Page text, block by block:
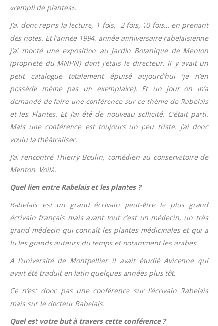
«rempli de plantes».
J’ai donc repris la lecture, 1 fois, 2 fois, 10 fois… en prenant
des notes. Et l’année 1994, année anniversaire rabelaisienne
j’ai monté une exposition au Jardin Botanique de Menton
(propriété du MNHN) dont j’étais le directeur. Il y avait un
petit catalogue totalement épuisé aujourd’hui (je n’en
possède même pas un exemplaire). Et un jour on m’a
demandé de faire une conférence sur ce thème de Rabelais
et les Plantes. Et j’ai été de nouveau sollicité. C’était parti.
Mais une conférence est toujours un peu triste. J’ai donc
voulu la théâtraliser.
J’ai rencontré Thierry Boulin, comédien au conservatoire de
Menton. Voilà.
Quel lien entre Rabelais et les plantes ?
Rabelais est un grand écrivain peut-être le plus grand
écrivain français mais avant tout c’est un médecin, un très
grand médecin qui connaît les plantes médicinales et qui a
lu les grands auteurs du temps et notamment les arabes.
A l’université de Montpellier il avait étudié Avicenne qui
avait été traduit en latin quelques années plus tôt.
Ce n’est donc pas une conférence sur l’écrivain Rabelais
mais sur le docteur Rabelais.
Quel est votre but à travers cette conférence ?